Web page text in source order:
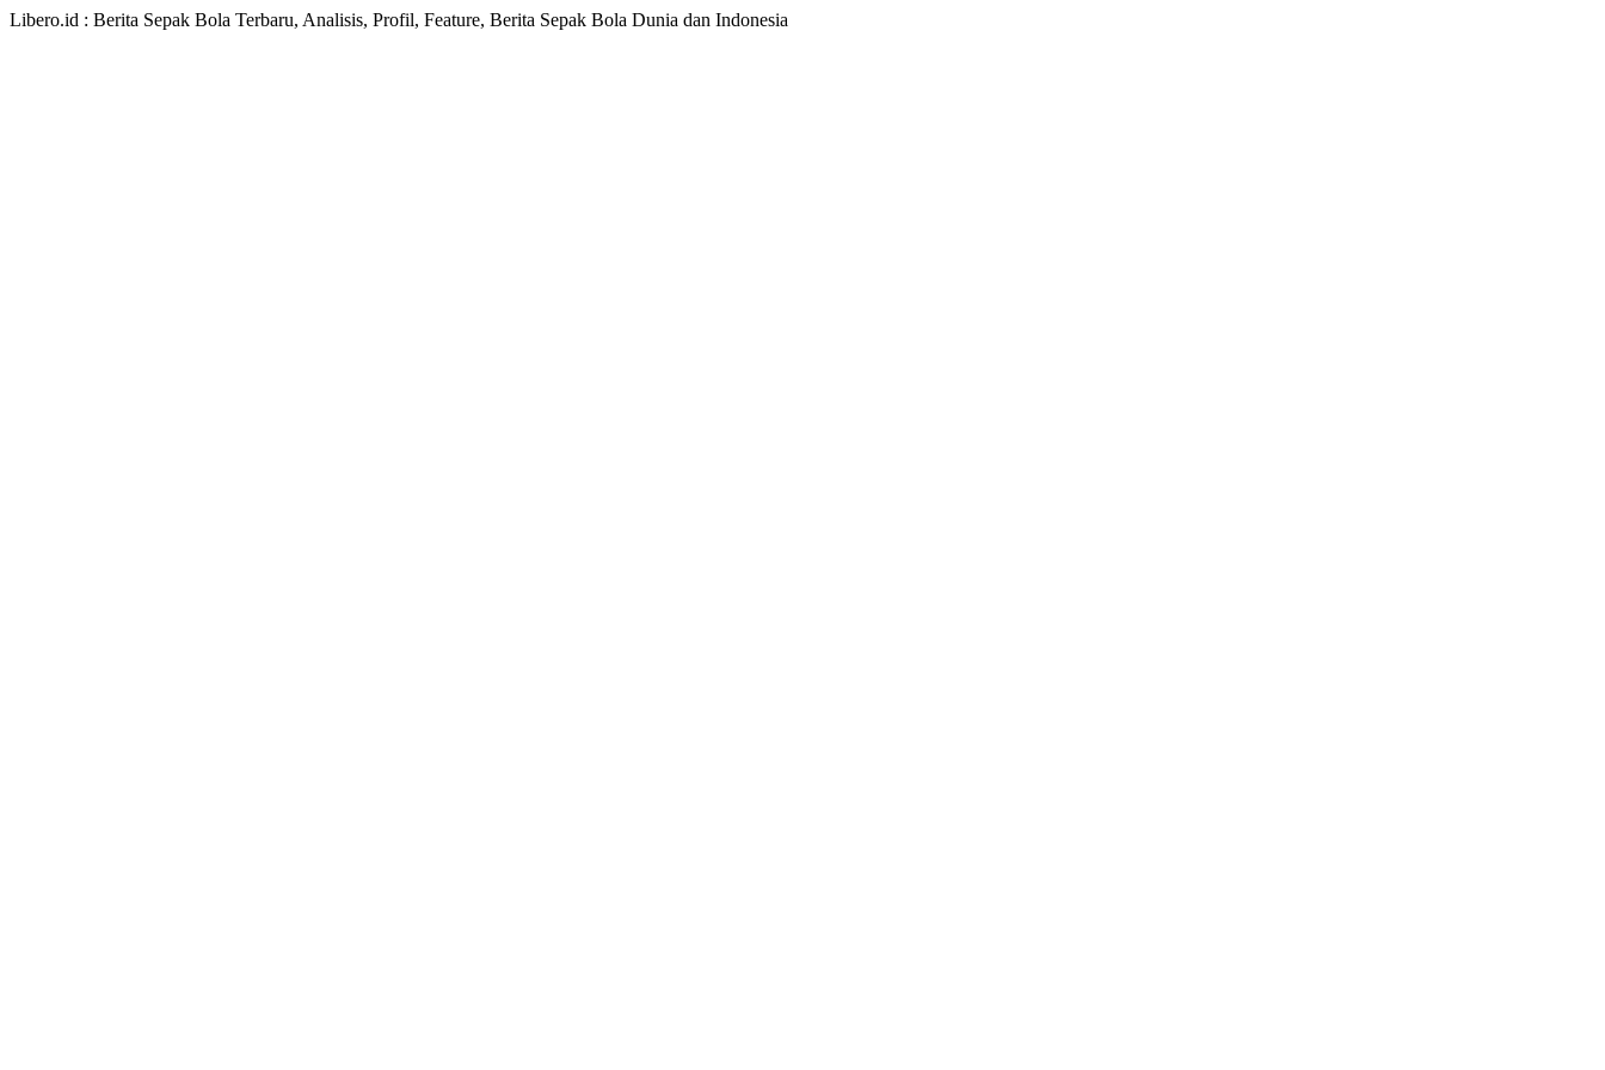
Libero.id : Berita Sepak Bola Terbaru, Analisis, Profil, Feature, Berita Sepak Bola Dunia dan Indonesia